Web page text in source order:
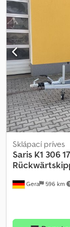
Gera 596 km
Sklápací príves
Saris K1 306